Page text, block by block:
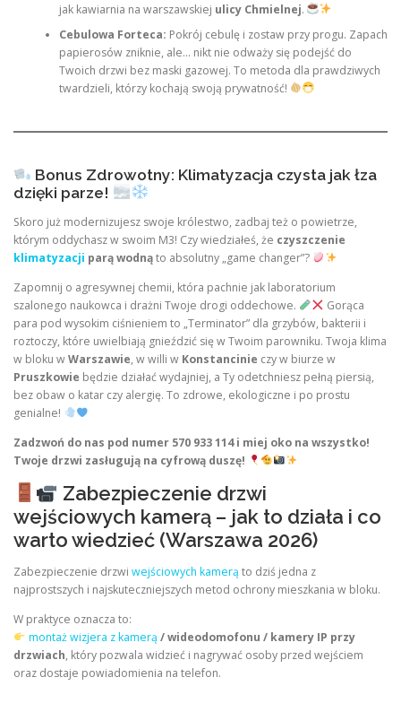
jak kawiarnia na warszawskiej ulicy Chmielnej.
Cebulowa Forteca: Pokrój cebulę i zostaw przy progu. Zapach
papierosów zniknie, ale… nikt nie odważy się podejść do
Twoich drzwi bez maski gazowej. To metoda dla prawdziwych
twardzieli, którzy kochają swoją prywatność!
Bonus Zdrowotny: Klimatyzacja czysta jak łza
dzięki parze!
Skoro już modernizujesz swoje królestwo, zadbaj też o powietrze,
którym oddychasz w swoim M3! Czy wiedziałeś, że czyszczenie
klimatyzacji parą wodnąto absolutny „game changer”?
Zapomnij o agresywnej chemii, która pachnie jak laboratorium
szalonego naukowca i drażni Twoje drogi oddechowe.
Gorąca
para pod wysokim ciśnieniem to „Terminator” dla grzybów, bakterii i
roztoczy, które uwielbiają gnieździć się w Twoim parowniku. Twoja klima
w bloku wWarszawie, w willi w Konstancinie czy w biurze w
Pruszkowie będzie działać wydajniej, a Ty odetchniesz pełną piersią,
bez obaw o katar czy alergię. To zdrowe, ekologiczne i po prostu
genialne!
Zadzwoń do nas pod numer 570 933 114 i miej oko na wszystko!
Twoje drzwi zasługują na cyfrową duszę!
Zabezpieczenie drzwi
wejściowych kamerą – jak to działa i co
warto wiedzieć (Warszawa 2026)
Zabezpieczenie drzwi wejściowych kamerą to dziś jedna z
najprostszych i najskuteczniejszych metod ochrony mieszkania w bloku.
W praktyce oznacza to:
montaż wizjera z kamerą / wideodomofonu / kamery IP przy
drzwiach, który pozwala widzieć i nagrywać osoby przed wejściem
oraz dostaje powiadomienia na telefon.